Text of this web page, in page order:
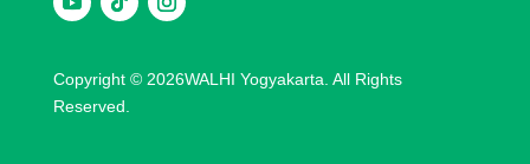
Copyright © 2026WALHI Yogyakarta. All Rights
Reserved.